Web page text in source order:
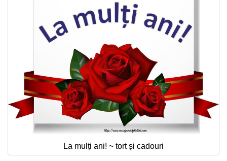
La mulți ani! ~ tort și cadouri